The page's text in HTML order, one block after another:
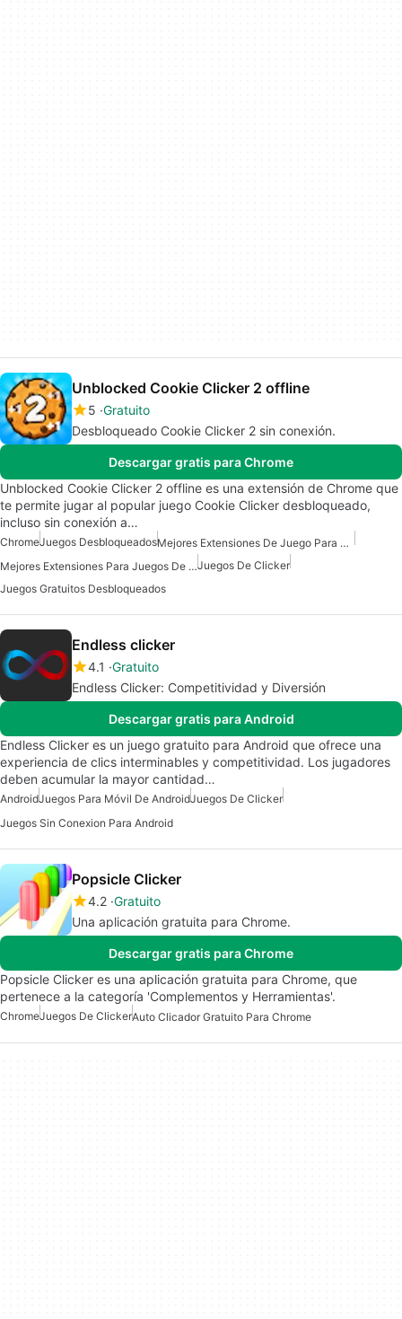
Unblocked Cookie Clicker 2 offline
5 Gratuito
Desbloqueado Cookie Clicker 2 sin conexión.
Descargar gratis para Chrome
Unblocked Cookie Clicker 2 offline es una extensión de Chrome que
te permite jugar al popular juego Cookie Clicker desbloqueado,
incluso sin conexión a…
ChromeJuegos Desbloqueados
Mejores Extensiones De Juego Para Chrome
Mejores Extensiones Para Juegos De ChromeJuegos De Clicker
Juegos Gratuitos Desbloqueados
Endless clicker
4.1 Gratuito
Endless Clicker: Competitividad y Diversión
Descargar gratis para Android
Endless Clicker es un juego gratuito para Android que ofrece una
experiencia de clics interminables y competitividad. Los jugadores
deben acumular la mayor cantidad…
AndroidJuegos Para Móvil De AndroidJuegos De Clicker
Juegos Sin Conexion Para Android
Popsicle Clicker
4.2 Gratuito
Una aplicación gratuita para Chrome.
Descargar gratis para Chrome
Popsicle Clicker es una aplicación gratuita para Chrome, que
pertenece a la categoría 'Complementos y Herramientas'.
ChromeJuegos De ClickerAuto Clicador Gratuito Para Chrome